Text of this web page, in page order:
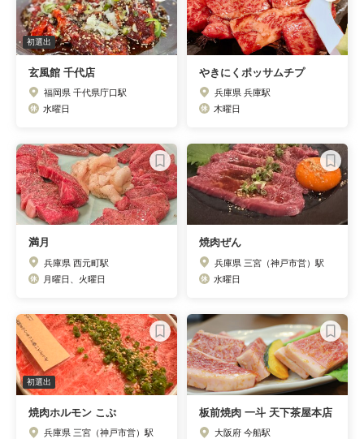
初選出
玄風館 千代店
福岡県 千代県庁口駅
水曜日
やきにくポッサムチプ
兵庫県 兵庫駅
木曜日
満月
兵庫県 西元町駅
月曜日、火曜日
焼肉ぜん
兵庫県 三宮（神戸市営）駅
水曜日
初選出
焼肉ホルモン こぷ
兵庫県 三宮（神戸市営）駅
板前焼肉 一斗 天下茶屋本店
大阪府 今船駅